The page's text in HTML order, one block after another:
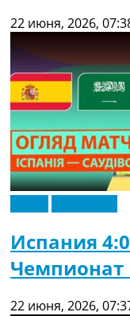
22 июня, 2026,
Испания
22 июня, 2026,